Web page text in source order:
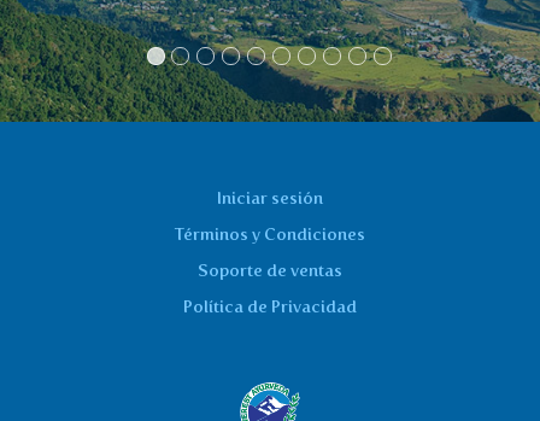
Iniciar sesión
Términos y Condiciones
Soporte de ventas
Política de Privacidad